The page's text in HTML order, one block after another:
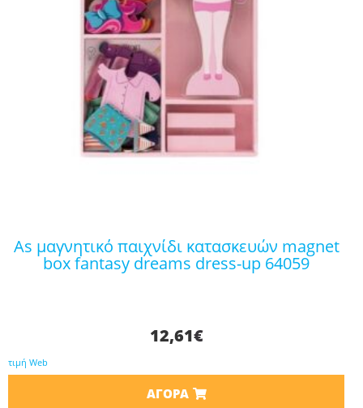
as μαγνητικό παιχνίδι κατασκευών magnet
box fantasy dreams dress-up 64059
12,61€
τιμή Web
ΑΓΟΡΆ